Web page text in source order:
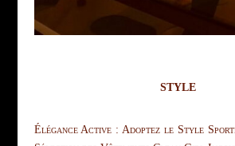
STYLE
Élégance Active : Adoptez le Style